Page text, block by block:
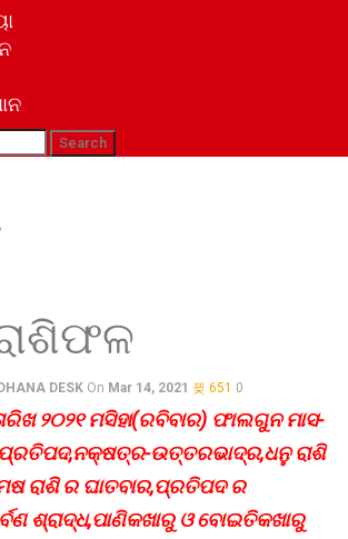
DESK On Mar 14, 2021 651 0
୨୦୨୧ ମସିହା(ରବିବାର) ଫାଲଗୁନ ମାସ-
ଉତ୍ତରଭାଦ୍ର,ଧନୁ ରାଶି
ରାଶି ର ଘାତବାର,ପ୍ରତିପଦ ର
ଶ୍ରାଦ୍ଧ,ପାଣିକଖାରୁ ଓ ବୋଇତିକଖାରୁ